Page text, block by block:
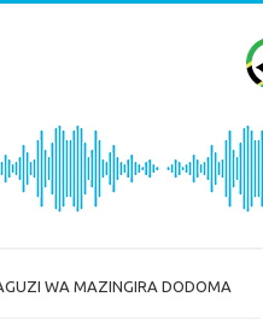
WA MAZINGIRA DODOMA